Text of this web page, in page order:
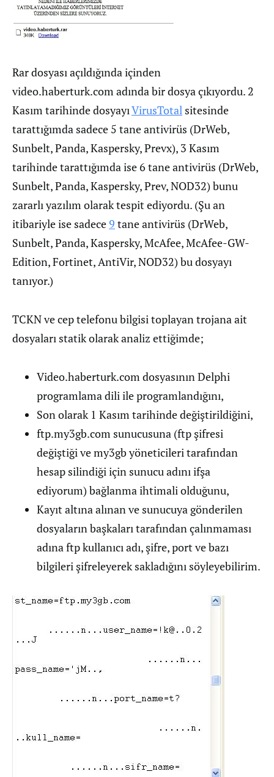
Rar dosyası açıldığında içinden
video.haberturk.com adında bir dosya çıkıyordu. 2
Kasım tarihinde dosyayıVirusTotal sitesinde
tarattığımda sadece 5 tane antivirüs (DrWeb,
Sunbelt, Panda, Kaspersky, Prevx), 3 Kasım
tarihinde tarattığımda ise 6 tane antivirüs (DrWeb,
Sunbelt, Panda, Kaspersky, Prev, NOD32) bunu
zararlı yazılım olarak tespit ediyordu. (Şu an
itibariyle ise sadece9 tane antivirüs (DrWeb,
Sunbelt, Panda, Kaspersky, McAfee, McAfee-GW-
Edition, Fortinet, AntiVir, NOD32) bu dosyayı
tanıyor.)
TCKN ve cep telefonu bilgisi toplayan trojana ait
dosyaları statik olarak analiz ettiğimde;
Video.haberturk.com dosyasının Delphi
programlama dili ile programlandığını,
Son olarak 1 Kasım tarihinde değiştirildiğini,
ftp.my3gb.com sunucusuna (ftp şifresi
değiştiği ve my3gb yöneticileri tarafından
hesap silindiği için sunucu adını ifşa
ediyorum) bağlanma ihtimali olduğunu,
Kayıt altına alınan ve sunucuya gönderilen
dosyaların başkaları tarafından çalınmaması
adına ftp kullanıcı adı, şifre, port ve bazı
bilgileri şifreleyerek sakladığını söyleyebilirim.